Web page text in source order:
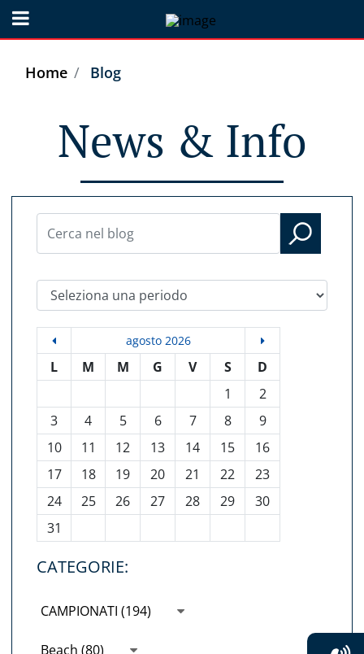
Open menu
Home Blog
News & Info
Seleziona una periodo
agosto 2026
L M M G V S
D
1
2
3
4 5 6 7 8
9
10
11 12 13 14 15
16
17
18 19 20 21 22
23
24
25 26 27 28 29
30
31
CATEGORIE:
CAMPIONATI (194)
Beach (80)